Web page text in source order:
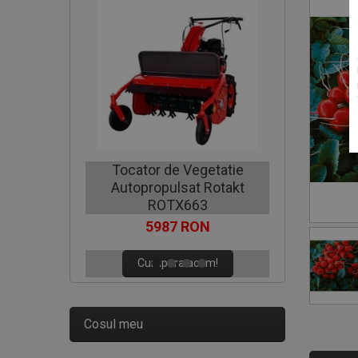
Tocator de Vegetatie
Autopropulsat Rotakt
ROTX663
5987 RON
Cumpara acum!
Cosul meu